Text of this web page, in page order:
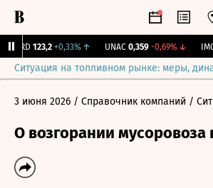
123,2 +0,33%↑ UNAC 0,359 -0,69%↓
Ситуация на топливном рынке: меры,
3 июня 2026 / Справочник компаний /
О возгорании